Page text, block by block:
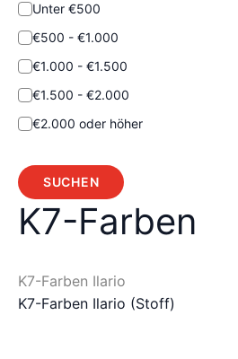
Unter €500
€500 - €1.000
€1.000 - €1.500
€1.500 - €2.000
€2.000 oder höher
SUCHEN
K7-Farben
K7-Farben Ilario
K7-Farben Ilario (Stoff)